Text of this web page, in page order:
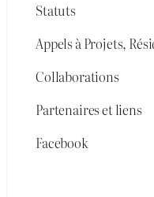
Statuts
Appels à Projets,
Collaborations
Partenaires et liens
Facebook